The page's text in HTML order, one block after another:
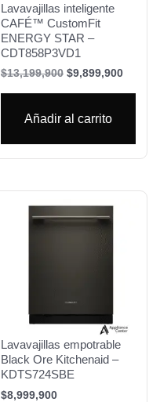
Lavavajillas inteligente
CAFÉ™ CustomFit
ENERGY STAR –
CDT858P3VD1
$13,199,900 $9,899,900
Añadir al carrito
Lavavajillas empotrable
Black Ore Kitchenaid –
KDTS724SBE
$8,999,900